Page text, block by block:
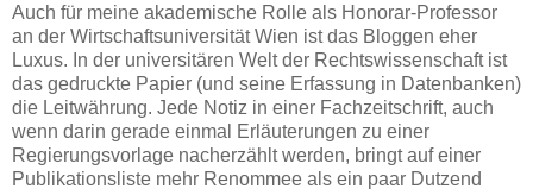
Auch für meine akademische Rolle als Honorar-Professor
an der Wirtschaftsuniversität Wien ist das Bloggen eher
Luxus. In der universitären Welt der Rechtswissenschaft ist
das gedruckte Papier (und seine Erfassung in Datenbanken)
die Leitwährung. Jede Notiz in einer Fachzeitschrift, auch
wenn darin gerade einmal Erläuterungen zu einer
Regierungsvorlage nacherzählt werden, bringt auf einer
Publikationsliste mehr Renommee als ein paar Dutzend